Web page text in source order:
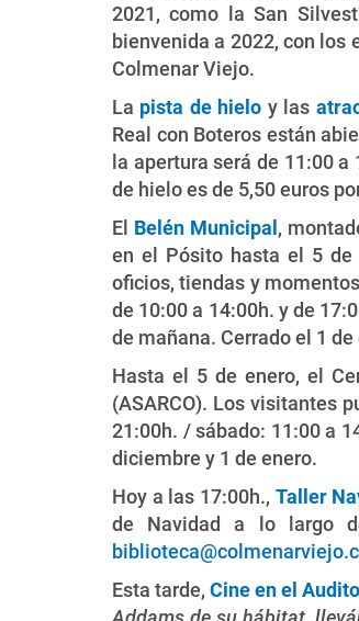
2021, como la San
bienvenida a 2022, con los
Colmenar Viejo.
La pista de hielo y las
Real con Boteros están
la apertura será de 11:00
de hielo es de 5,50 euros
El Belén Municipal ,
en el Pósito hasta el 5 de
oficios, tiendas y
de 10:00 a 14:00h. y de
de mañana. Cerrado el 1
Hasta el 5 de enero, el
(ASARCO). Los visitantes
21:00h. / sábado: 11:00 a
diciembre y 1 de enero.
Hoy a las 17:00h., Taller
de Navidad a lo largo
Esta tarde, Cine en el